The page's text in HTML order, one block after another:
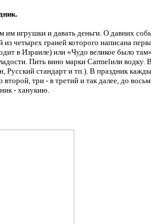
им игрушки и давать деньги. О давних
четырех граней которого написана
в Израиле) или «Чудо великое было
Пить вино марки Carmelили водку.
Русский стандарт и тп.). В праздник
три - в третий и так далее, до
- ханукию.